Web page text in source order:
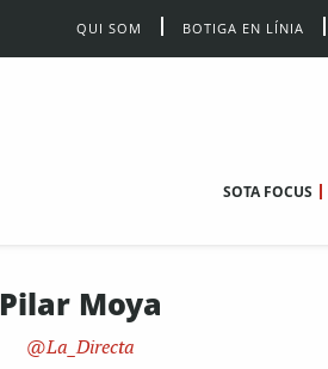
QUI SOM BOTIGA EN LÍNIA
SOTA FOCUS
Pilar Moya
La_Directa